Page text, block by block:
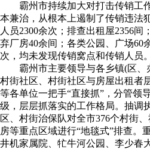
霸州市持续加大对打击传销工
本兼治，从根本上遏制了传销违法
人员2300余次；排查出租屋2356间
弃厂房40余间；各类公园、广场60
次，均未发现传销窝点和传销人员。
霸州市主要领导与各乡镇(区
村街社区、村街社区与房屋出租者
等各单位一把手“直接抓”，分管领
级，层层抓落实的工作格局。抽调
区、村街治保队对全市376个村街
房等重点区域进行“地毯式”排查。
井机家属院、牤牛河公园、李少春